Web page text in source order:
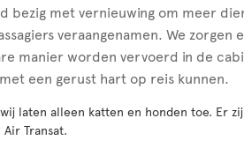
bezig met vernieuwing om meer
veraangenamen. We
manier worden vervoerd in de
een gerust hart op reis kunnen.
wij laten alleen katten en honden toe. Er
Transat.